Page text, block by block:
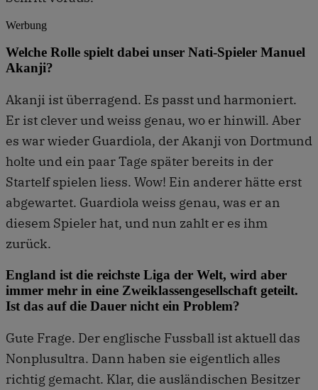
Werbung
Welche Rolle spielt dabei unser Nati-Spieler Manuel
Akanji?
Akanji ist überragend. Es passt und harmoniert.
Er ist clever und weiss genau, wo er hinwill. Aber
es war wieder Guardiola, der Akanji von Dortmund
holte und ein paar Tage später bereits in der
Startelf spielen liess. Wow! Ein anderer hätte erst
abgewartet. Guardiola weiss genau, was er an
diesem Spieler hat, und nun zahlt er es ihm
zurück.
England ist die reichste Liga der Welt, wird aber
immer mehr in eine Zweiklassengesellschaft geteilt.
Ist das auf die Dauer nicht ein Problem?
Gute Frage. Der englische Fussball ist aktuell das
Nonplusultra. Dann haben sie eigentlich alles
richtig gemacht. Klar, die ausländischen Besitzer